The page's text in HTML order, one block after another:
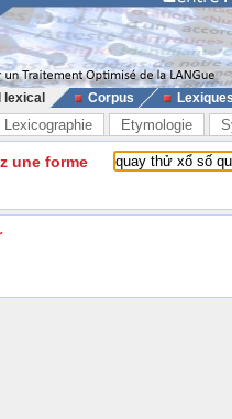
lexical Corpus
Lexicographie Etymologie
une forme